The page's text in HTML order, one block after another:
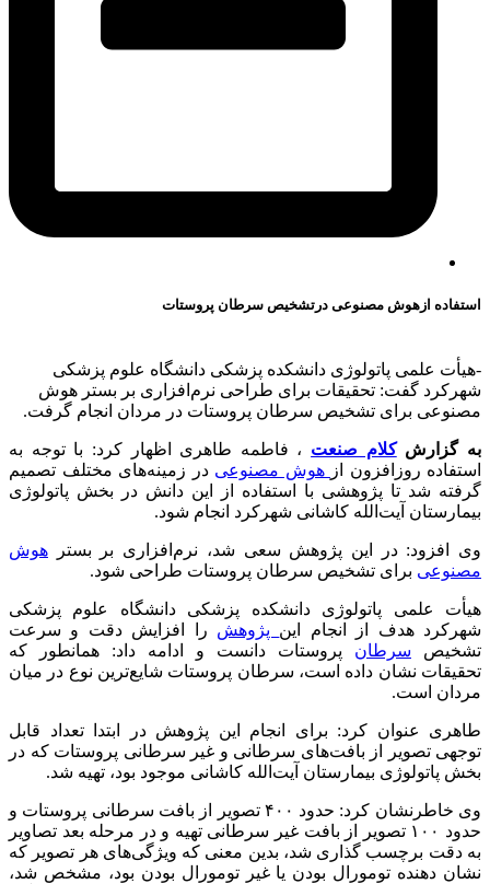
استفاده ازهوش مصنوعی درتشخیص سرطان پروستات
-هیأت علمی پاتولوژی دانشکده پزشکی دانشگاه علوم پزشکی
شهرکرد گفت: تحقیقات برای طراحی نرم‌افزاری بر بستر هوش
مصنوعی برای تشخیص سرطان پروستات در مردان انجام گرفت.
به گزارشکلام صنعت ، فاطمه طاهری اظهار کرد: با توجه به
استفاده روزافزون از هوش مصنوعی در زمینه‌های مختلف تصمیم
گرفته شد تا پژوهشی با استفاده از این دانش در بخش پاتولوژی
بیمارستان آیت‌الله کاشانی شهرکرد انجام شود.
وی افزود: در این پژوهش سعی شد، نرم‌افزاری بر بستر هوش
مصنوعی برای تشخیص سرطان پروستات طراحی شود.
هیأت علمی پاتولوژی دانشکده پزشکی دانشگاه علوم پزشکی
شهرکرد هدف از انجام این پژوهش را افزایش دقت و سرعت
تشخیص سرطان پروستات دانست و ادامه داد: همانطور که
تحقیقات نشان داده است، سرطان پروستات شایع‌ترین نوع در میان
مردان است.
طاهری عنوان کرد: برای انجام این پژوهش در ابتدا تعداد قابل
توجهی تصویر از بافت‌های سرطانی و غیر سرطانی پروستات که در
بخش پاتولوژی بیمارستان آیت‌الله کاشانی موجود بود، تهیه شد.
وی خاطرنشان کرد: حدود ۴۰۰ تصویر از بافت سرطانی پروستات و
حدود ۱۰۰ تصویر از بافت غیر سرطانی تهیه و در مرحله بعد تصاویر
به دقت برچسب گذاری شد، بدین معنی که ویژگی‌های هر تصویر که
نشان دهنده تومورال بودن یا غیر تومورال بودن بود، مشخص شد،